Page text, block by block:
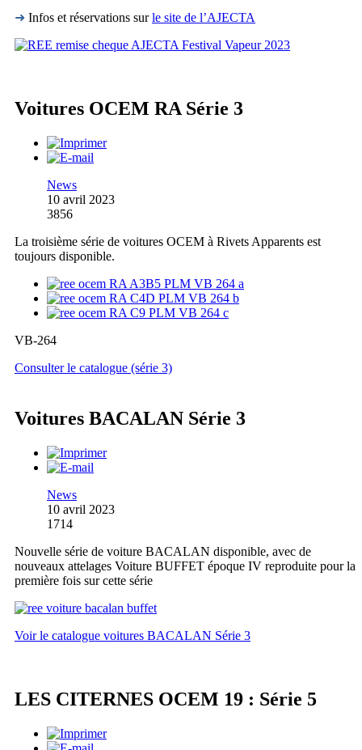
➜ Infos et réservations surle site de l’AJECTA
Voitures OCEM RA Série 3
News
10 avril 2023
3856
La troisième série de voitures OCEM à Rivets Apparents est
toujours disponible.
VB-264
Consulter le catalogue (série 3)
Voitures BACALAN Série 3
News
10 avril 2023
1714
Nouvelle série de voiture BACALAN disponible, avec de
nouveaux attelages Voiture BUFFET époque IV reproduite pour la
première fois sur cette série
Voir le catalogue voitures BACALAN Série 3
LES CITERNES OCEM 19 : Série 5